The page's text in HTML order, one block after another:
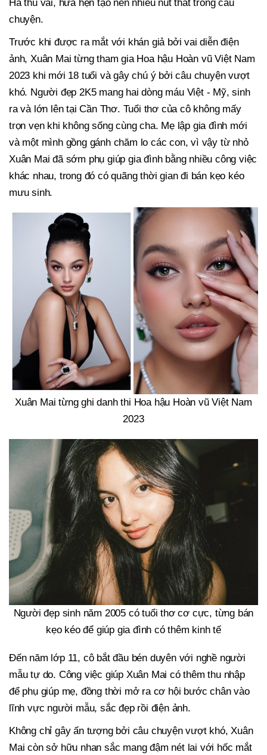
Hà thủ vai, hứa hẹn tạo nên nhiều nút thắt trong câu
chuyện.
Trước khi được ra mắt với khán giả bởi vai diễn điện
ảnh, Xuân Mai từng tham gia Hoa hậu Hoàn vũ Việt Nam
2023 khi mới 18 tuổi và gây chú ý bởi câu chuyện vượt
khó. Người đẹp 2K5 mang hai dòng máu Việt - Mỹ, sinh
ra và lớn lên tại Cần Thơ. Tuổi thơ của cô không mấy
trọn vẹn khi không sống cùng cha. Mẹ lập gia đình mới
và một mình gồng gánh chăm lo các con, vì vậy từ nhỏ
Xuân Mai đã sớm phụ giúp gia đình bằng nhiều công việc
khác nhau, trong đó có quãng thời gian đi bán kẹo kéo
mưu sinh.
Xuân Mai từng ghi danh thi Hoa hậu Hoàn vũ Việt Nam
2023
Người đẹp sinh năm 2005 có tuổi thơ cơ cực, từng bán
kẹo kéo để giúp gia đình có thêm kinh tế
Đến năm lớp 11, cô bắt đầu bén duyên với nghề người
mẫu tự do. Công việc giúp Xuân Mai có thêm thu nhập
để phụ giúp mẹ, đồng thời mở ra cơ hội bước chân vào
lĩnh vực người mẫu, sắc đẹp rồi điện ảnh.
Không chỉ gây ấn tượng bởi câu chuyện vượt khó, Xuân
Mai còn sở hữu nhan sắc mang đậm nét lai với hốc mắt